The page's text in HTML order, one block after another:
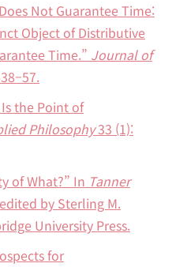
Not Guarantee Time:
Object of Distributive
Time.” Journal of
the Point of
Philosophy33 (1):
of What?” In Tanner
by Sterling M.
University Press.
for